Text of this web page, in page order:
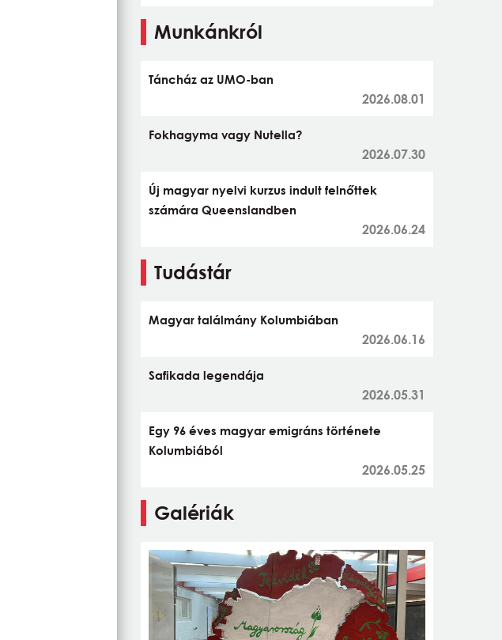
Munkánkról
Táncház az UMO-ban
2026.08.01
Fokhagyma vagy Nutella?
2026.07.30
Új magyar nyelvi kurzus indult felnőttek
számára Queenslandben
2026.06.24
Tudástár
Magyar találmány Kolumbiában
2026.06.16
Safikada legendája
2026.05.31
Egy 96 éves magyar emigráns története
Kolumbiából
2026.05.25
Galériák